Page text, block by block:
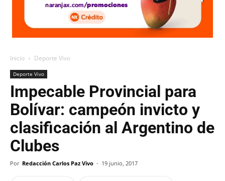
Inicio Deporte Vivo
Deporte Vivo
Impecable Provincial para
Bolívar: campeón invicto y
clasificación al Argentino de
Clubes
Por Redacción Carlos Paz Vivo - 19 junio, 2017